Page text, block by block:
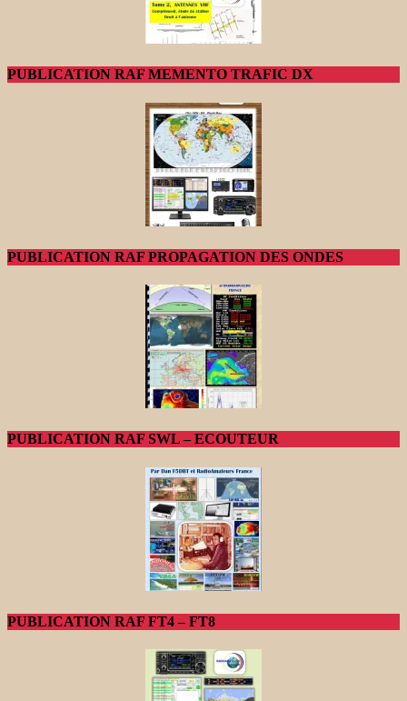
PUBLICATION RAF MEMENTO TRAFIC DX
PUBLICATION RAF PROPAGATION DES ONDES
PUBLICATION RAF SWL – ECOUTEUR
PUBLICATION RAF FT4 – FT8